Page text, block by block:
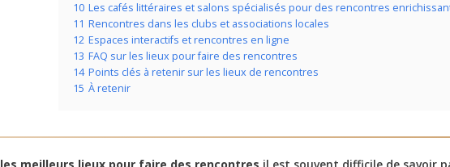
10 Les cafés littéraires et salons spécialisés pour des rencontres
11 Rencontres dans les clubs et associations locales
12 Espaces interactifs et rencontres en ligne
13 FAQ sur les lieux pour faire des rencontres
14 Points clés à retenir sur les lieux de rencontres
15 À retenir